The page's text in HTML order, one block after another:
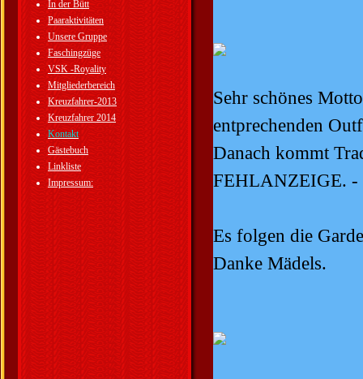
In der Bütt
Paaraktivitäten
Unsere Gruppe
Faschingzüge
VSK -Royality
Mitgliederbereich
Kreuzfahrer-2013
Kreuzfahrer 2014
Kontakt
Gästebuch
Linkliste
Impressum:
Sehr schönes
entprechenden
Danach kommt
FEHLANZEIGE. -
Es folgen die
Danke Mädels.